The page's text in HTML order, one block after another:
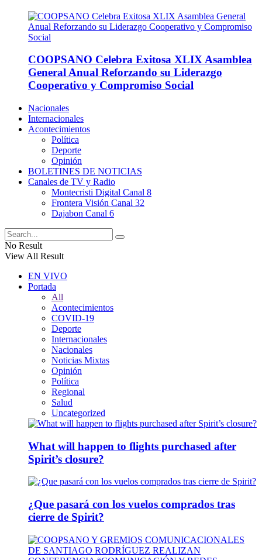
COOPSANO Celebra Exitosa XLIX Asamblea
General Anual Reforzando su Liderazgo
Cooperativo y Compromiso Social
Nacionales
Internacionales
Acontecimientos
Política
Deporte
Opinión
BOLETINES DE NOTICIAS
Canales de TV y Radio
Montecristi Digital Canal 8
Frontera Visión Canal 32
Dajabon Canal 6
No Result
View All Result
EN VIVO
Portada
All
Acontecimientos
COVID-19
Deporte
Internacionales
Nacionales
Noticias Mixtas
Opinión
Política
Regional
Salud
Uncategorized
What will happen to flights purchased after
Spirit’s closure?
¿Que pasará con los vuelos comprados tras
cierre de Spirit?